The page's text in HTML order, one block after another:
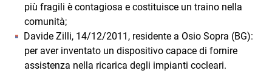
più fragili è contagiosa e costituisce un traino nella
comunità;
Davide Zilli, 14/12/2011, residente a Osio Sopra (BG):
per aver inventato un dispositivo capace di fornire
assistenza nella ricarica degli impianti cocleari.